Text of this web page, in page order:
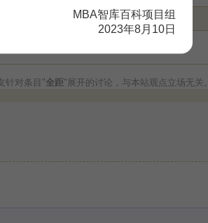
针对条目"全距"展开的讨论，与本站观点立场无关。
MBA智库百科项目组
2023年8月10日